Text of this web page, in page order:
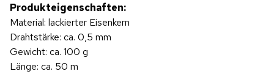
Produkteigenschaften:
Material: lackierter Eisenkern
Drahtstärke: ca. 0,5 mm
Gewicht: ca. 100 g
Länge: ca. 50 m